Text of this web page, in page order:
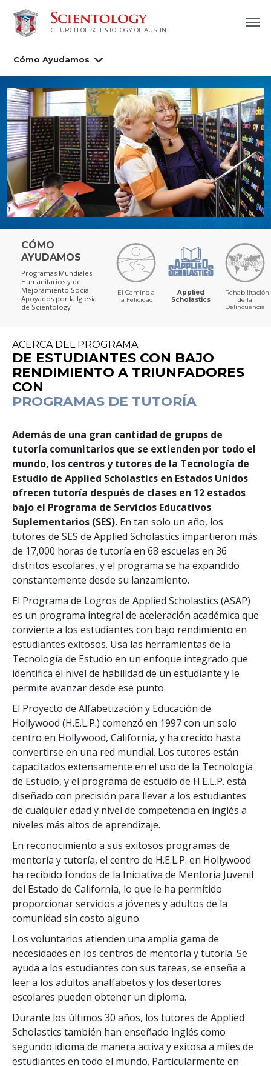
CHURCH OF SCIENTOLOGY OF AUSTIN
Cómo Ayudamos
CÓMO
AYUDAMOS
Programas Mundiales
Humanitarios y de
Mejoramiento Social
Apoyados por la Iglesia
de Scientology
El Camino a
la Felicidad
Applied
Scholastics
Rehabilitación
de la
Delincuencia
ACERCA DEL PROGRAMA
DE ESTUDIANTES CON BAJO
RENDIMIENTO A TRIUNFADORES
CON
PROGRAMAS DE TUTORÍA
Además de una gran cantidad de grupos de
tutoría comunitarios que se extienden por todo el
mundo, los centros y tutores de la Tecnología de
Estudio de Applied Scholastics en Estados Unidos
ofrecen tutoría después de clases en 12 estados
bajo el Programa de Servicios Educativos
Suplementarios (SES). En tan solo un año, los
tutores de SES de Applied Scholastics impartieron más
de 17,000 horas de tutoría en 68 escuelas en 36
distritos escolares, y el programa se ha expandido
constantemente desde su lanzamiento.
El Programa de Logros de Applied Scholastics (ASAP)
es un programa integral de aceleración académica que
convierte a los estudiantes con bajo rendimiento en
estudiantes exitosos. Usa las herramientas de la
Tecnología de Estudio en un enfoque integrado que
identifica el nivel de habilidad de un estudiante y le
permite avanzar desde ese punto.
El Proyecto de Alfabetización y Educación de
Hollywood (H.E.L.P.) comenzó en 1997 con un solo
centro en Hollywood, California, y ha crecido hasta
convertirse en una red mundial. Los tutores están
capacitados extensamente en el uso de la Tecnología
de Estudio, y el programa de estudio de H.E.L.P. está
diseñado con precisión para llevar a los estudiantes
de cualquier edad y nivel de competencia en inglés a
niveles más altos de aprendizaje.
En reconocimiento a sus exitosos programas de
mentoría y tutoría, el centro de H.E.L.P. en Hollywood
ha recibido fondos de la Iniciativa de Mentoría Juvenil
del Estado de California, lo que le ha permitido
proporcionar servicios a jóvenes y adultos de la
comunidad sin costo alguno.
Los voluntarios atienden una amplia gama de
necesidades en los centros de mentoría y tutoría. Se
ayuda a los estudiantes con sus tareas, se enseña a
leer a los adultos analfabetos y los desertores
escolares pueden obtener un diploma.
Durante los últimos 30 años, los tutores de Applied
Scholastics también han enseñado inglés como
segundo idioma de manera activa y exitosa a miles de
estudiantes en todo el mundo. Particularmente en